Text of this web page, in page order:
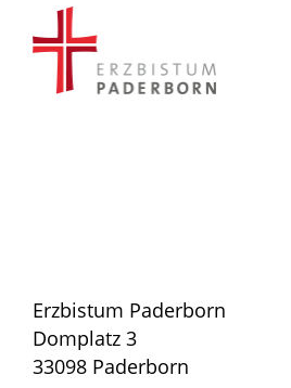
Erzbistum Paderborn
Domplatz 3
33098 Paderborn